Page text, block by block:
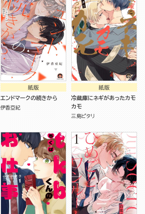
紙版
エンドマークの続きから
伊香亞紀
紙版
冷蔵庫にネギがあったカモ
カモ
三島ピタリ